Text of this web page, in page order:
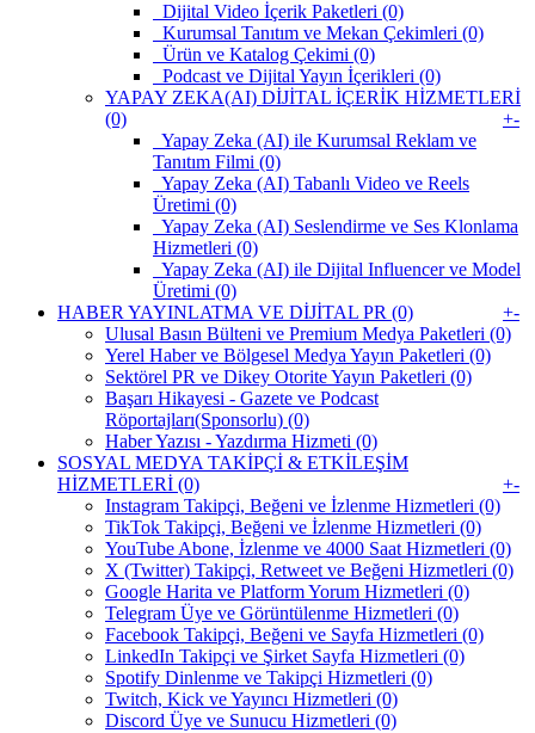
Dijital Video İçerik Paketleri (0)
Kurumsal Tanıtım ve Mekan Çekimleri (0)
Ürün ve Katalog Çekimi (0)
Podcast ve Dijital Yayın İçerikleri (0)
YAPAY ZEKA(AI) DİJİTAL İÇERİK HİZMETLERİ
(0)
+-
Yapay Zeka (AI) ile Kurumsal Reklam ve
Tanıtım Filmi (0)
Yapay Zeka (AI) Tabanlı Video ve Reels
Üretimi (0)
Yapay Zeka (AI) Seslendirme ve Ses Klonlama
Hizmetleri (0)
Yapay Zeka (AI) ile Dijital Influencer ve Model
Üretimi (0)
HABER YAYINLATMA VE DİJİTAL PR (0)
+-
Ulusal Basın Bülteni ve Premium Medya Paketleri (0)
Yerel Haber ve Bölgesel Medya Yayın Paketleri (0)
Sektörel PR ve Dikey Otorite Yayın Paketleri (0)
Başarı Hikayesi - Gazete ve Podcast
Röportajları(Sponsorlu) (0)
Haber Yazısı - Yazdırma Hizmeti (0)
SOSYAL MEDYA TAKİPÇİ & ETKİLEŞİM
HİZMETLERİ (0)
+-
Instagram Takipçi, Beğeni ve İzlenme Hizmetleri (0)
TikTok Takipçi, Beğeni ve İzlenme Hizmetleri (0)
YouTube Abone, İzlenme ve 4000 Saat Hizmetleri (0)
X (Twitter) Takipçi, Retweet ve Beğeni Hizmetleri (0)
Google Harita ve Platform Yorum Hizmetleri (0)
Telegram Üye ve Görüntülenme Hizmetleri (0)
Facebook Takipçi, Beğeni ve Sayfa Hizmetleri (0)
LinkedIn Takipçi ve Şirket Sayfa Hizmetleri (0)
Spotify Dinlenme ve Takipçi Hizmetleri (0)
Twitch, Kick ve Yayıncı Hizmetleri (0)
Discord Üye ve Sunucu Hizmetleri (0)